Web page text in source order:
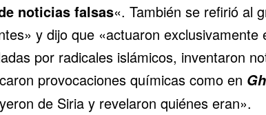
noticias falsas«. También se refirió al
y dijo que «actuaron exclusivamente
por radicales islámicos, inventaron
provocaciones químicas como en
de Siria y revelaron quiénes eran».